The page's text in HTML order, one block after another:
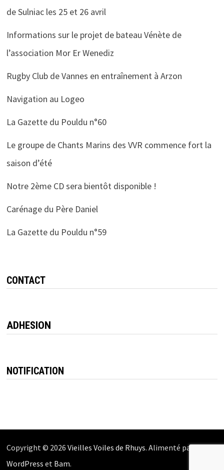
de Sulniac les 25 et 26 avril
Informations sur le projet de bateau Vénète de
l’association Mor Er Wenediz
Rugby Club de Vannes en entraînement à Arzon
Navigation au Logeo
La Gazette du Pouldu n°60
Le groupe de Chants Marins des VVR commence fort la
saison d’été
Notre 2ème CD sera bientôt disponible !
Carénage du Père Daniel
La Gazette du Pouldu n°59
CONTACT
ADHESION
NOTIFICATION
Copyright © 2026 Vieilles Voiles de Rhuys. Alimenté par
WordPress et Bam.